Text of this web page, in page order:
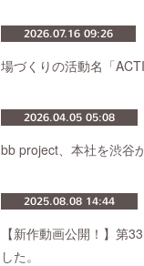
2026.07.16 09:26
場づくりの活動名「
2026.04.05 05:08
bb project、本社を渋谷
2025.08.08 14:44
【新作動画公開！】第
した。